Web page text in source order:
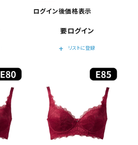
ログイン後価格表示
要ログイン
add
リストに登録